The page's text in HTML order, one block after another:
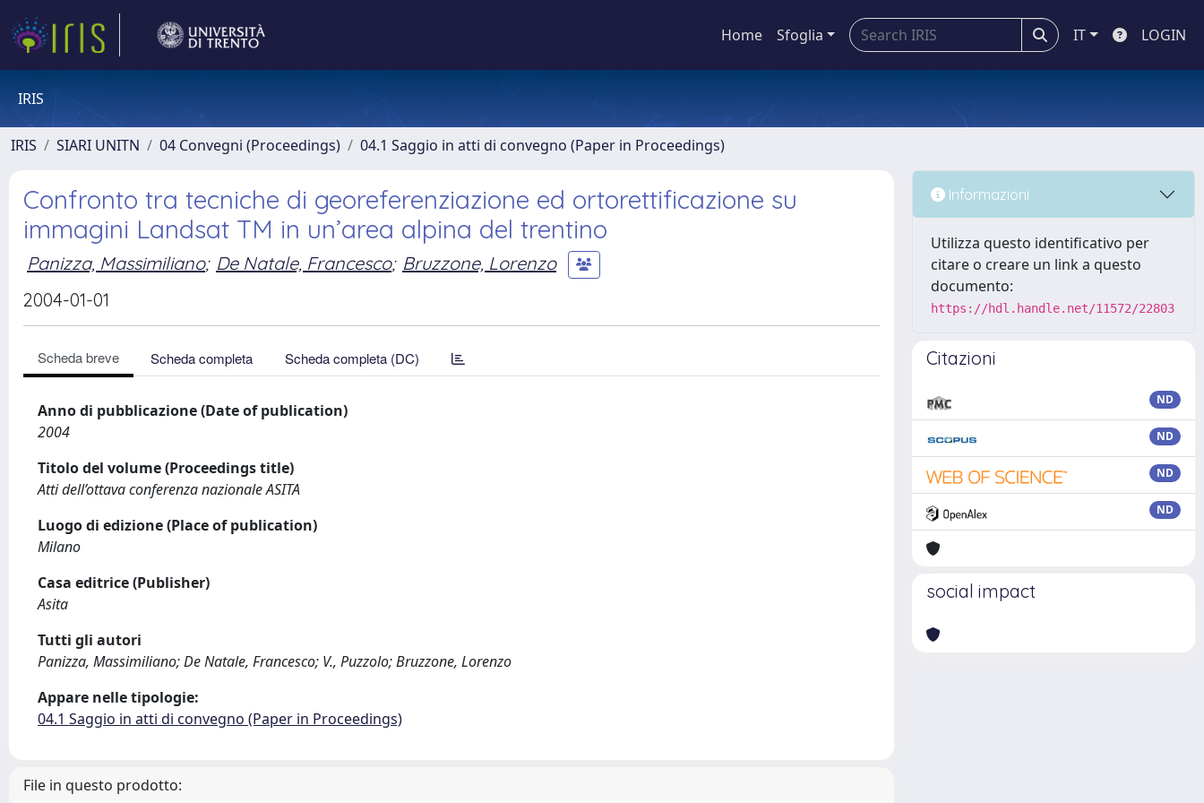
Home Sfoglia IT LOGIN
IRIS
IRIS SIARI UNITN 04 Convegni (Proceedings) 04.1 Saggio in atti di convegno (Paper in Proceedings)
Confronto tra tecniche di georeferenziazione ed ortorettificazione su
immagini Landsat TM in un’area alpina del trentino
Panizza, Massimiliano; De Natale, Francesco; Bruzzone, Lorenzo
2004-01-01
Scheda breve Scheda completa Scheda completa (DC)
Anno di pubblicazione (Date of publication)
2004
Titolo del volume (Proceedings title)
Atti dell’ottava conferenza nazionale ASITA
Luogo di edizione (Place of publication)
Milano
Casa editrice (Publisher)
Asita
Tutti gli autori
Panizza, Massimiliano; De Natale, Francesco; V., Puzzolo; Bruzzone, Lorenzo
Appare nelle tipologie:
04.1 Saggio in atti di convegno (Paper in Proceedings)
File in questo prodotto:
Informazioni
Utilizza questo identificativo per
citare o creare un link a questo
documento:
https://hdl.handle.net/11572/22803
Citazioni
ND
ND
ND
ND
social impact